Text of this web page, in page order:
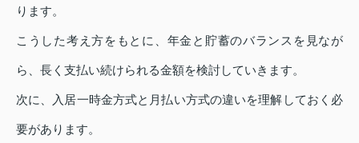
ります。
こうした考え方をもとに、年金と貯蓄のバランスを見なが
ら、長く支払い続けられる金額を検討していきます。
次に、入居一時金方式と月払い方式の違いを理解しておく必
要があります。